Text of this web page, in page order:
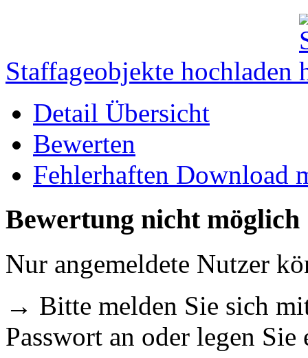
Staffageobjekte hochladen
Detail Übersicht
Bewerten
Fehlerhaften Download
Bewertung nicht möglich
Nur angemeldete Nutzer
→ Bitte melden Sie sich
Passwort an oder legen